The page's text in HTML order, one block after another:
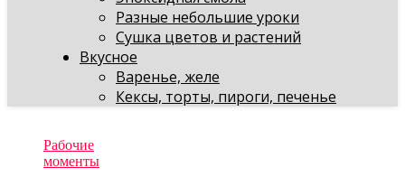
Разные небольшие уроки
Сушка цветов и растений
Вкусное
Варенье, желе
Кексы, торты, пироги, печенье
Рабочие
моменты